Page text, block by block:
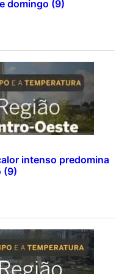
domingo (9)
intenso predomina
(9)